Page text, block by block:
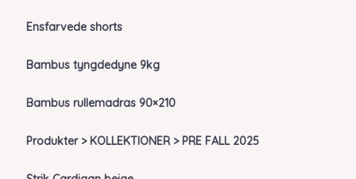
Ensfarvede shorts
Bambus tyngdedyne 9kg
Bambus rullemadras 90×210
Produkter > KOLLEKTIONER > PRE FALL 2025